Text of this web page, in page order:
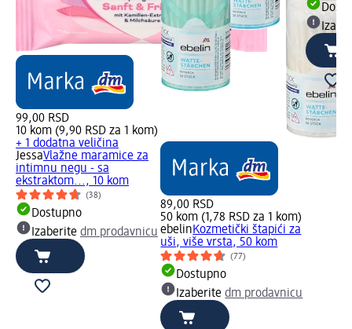
99,00 RSD
10 kom (9,90 RSD za 1 kom)
+ 1 dodatna veličina
JessaVlažne maramice za
intimnu negu - sa
ekstraktom..., 10 kom
(38)
Dostupno
Izaberite dm prodavnicu
89,00 RSD
50 kom (1,78 RSD za 1 kom)
ebelinKozmetički štapići za
uši, više vrsta, 50 kom
(77)
Dostupno
Izaberitedm prodavnicu